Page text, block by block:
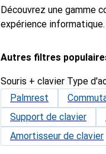
Découvrez une gamme
expérience
Autres filtres
Souris + clavier Type
Palmrest
Support de clavier
Amortisseur de clavier